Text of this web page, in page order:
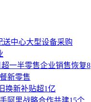
送中心大型设备采购
一半零售企业销售恢复8
新零售
换新补贴超1亿
阿里战略合作共建15个